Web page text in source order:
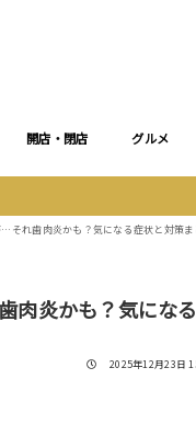
開店・閉店 グルメ
それ歯肉炎かも？気になる症状と対策ま
炎かも？気にな
投稿日
2025年12月23日